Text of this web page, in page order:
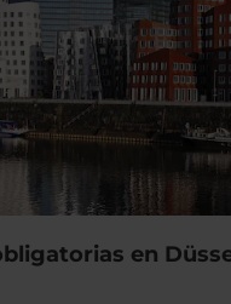
en